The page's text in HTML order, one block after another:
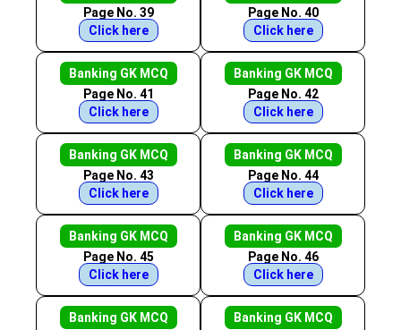
Page No. 39
Click here
Page No. 40
Click here
Banking GK MCQ
Page No. 41
Click here
Banking GK MCQ
Page No. 42
Click here
Banking GK MCQ
Page No. 43
Click here
Banking GK MCQ
Page No. 44
Click here
Banking GK MCQ
Page No. 45
Click here
Banking GK MCQ
Page No. 46
Click here
Banking GK MCQ
Banking GK MCQ